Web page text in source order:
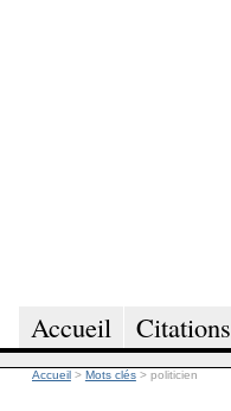
Accueil Citations
Accueil > Mots clés > politicien